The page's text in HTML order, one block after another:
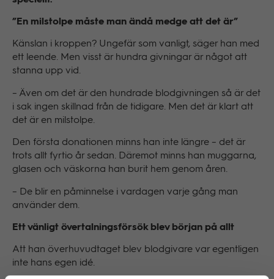
”En milstolpe måste man ändå medge att det är”
Känslan i kroppen? Ungefär som vanligt, säger han med
ett leende. Men visst är hundra givningar är något att
stanna upp vid.
– Även om det är den hundrade blodgivningen så är det
i sak ingen skillnad från de tidigare. Men det är klart att
det är en milstolpe.
Den första donationen minns han inte längre – det är
trots allt fyrtio år sedan. Däremot minns han muggarna,
glasen och väskorna han burit hem genom åren.
– De blir en påminnelse i vardagen varje gång man
använder dem.
Ett vänligt övertalningsförsök blev början på allt
Att han överhuvudtaget blev blodgivare var egentligen
inte hans egen idé.